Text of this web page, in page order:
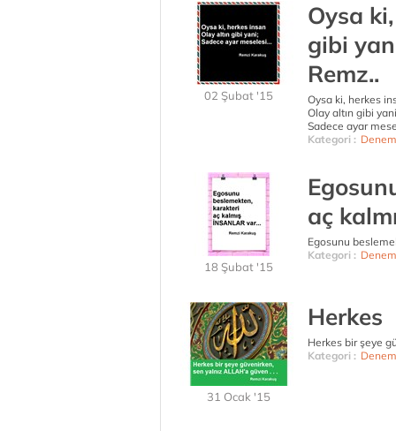
02 Şubat '15
Oysa
gibi
Remz..
Oysa ki, herkes
Olay altın gibi
Sadece ayar
Kategori :
18 Şubat '15
aç
Egosunu
Kategori :
31 Ocak '15
Herkes
Herkes bir şeye
Kategori :